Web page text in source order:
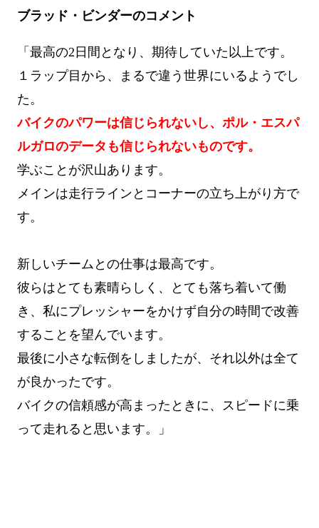
ブラッド・ビンダーのコメント
「最高の2日間となり、期待していた以上です。
１ラップ目から、まるで違う世界にいるようでし
た。
バイクのパワーは信じられないし、ポル・エスパ
ルガロのデータも信じられないものです。
学ぶことが沢山あります。
メインは走行ラインとコーナーの立ち上がり方で
す。
新しいチームとの仕事は最高です。
彼らはとても素晴らしく、とても落ち着いて働
き、私にプレッシャーをかけず自分の時間で改善
することを望んでいます。
最後に小さな転倒をしましたが、それ以外は全て
が良かったです。
バイクの信頼感が高まったときに、スピードに乗
って走れると思います。」